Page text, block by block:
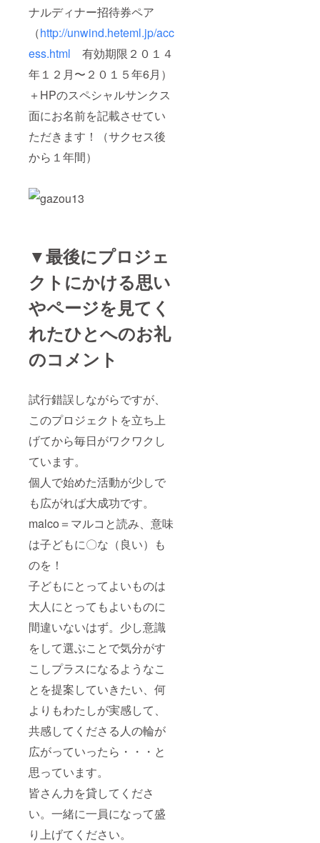
ナルディナー招待券ペア
（http://unwind.heteml.jp/acc
ess.html 有効期限２０１４
年１２月〜２０１５年6月）
＋HPのスペシャルサンクス
面にお名前を記載させてい
ただきます！（サクセス後
から１年間）
▼最後にプロジェ
クトにかける思い
やページを見てく
れたひとへのお礼
のコメント
試行錯誤しながらですが、
このプロジェクトを立ち上
げてから毎日がワクワクし
ています。
個人で始めた活動が少しで
も広がれば大成功です。
malco＝マルコと読み、意味
は子どもに〇な（良い）も
のを！
子どもにとってよいものは
大人にとってもよいものに
間違いないはず。少し意識
をして選ぶことで気分がす
こしプラスになるようなこ
とを提案していきたい、何
よりもわたしが実感して、
共感してくださる人の輪が
広がっていったら・・・と
思っています。
皆さん力を貸してくださ
い。一緒に一員になって盛
り上げてください。